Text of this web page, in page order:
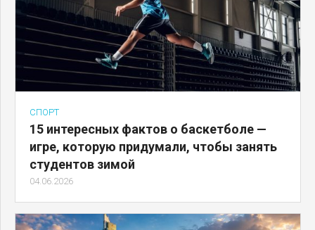
СПОРТ
15 интересных фактов о баскетболе —
игре, которую придумали, чтобы занять
студентов зимой
04.06.2026